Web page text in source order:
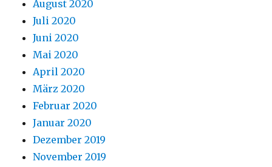
August 2020
Juli 2020
Juni 2020
Mai 2020
April 2020
März 2020
Februar 2020
Januar 2020
Dezember 2019
November 2019